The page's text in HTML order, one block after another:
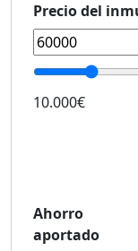
Precio del
10.000€
Ahorro
aportado